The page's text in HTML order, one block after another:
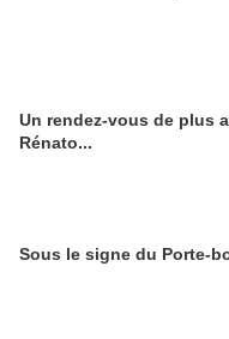
Un rendez-vous de plus
Rénato...
Sous le signe du Porte-